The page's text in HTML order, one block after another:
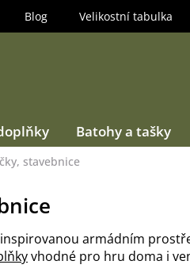
Blog Velikostní tabulka
Batohy a tašky
stavebnice
armádním
vhodné pro hru doma i